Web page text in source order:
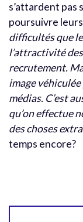
s’attardent
poursuivre
difficultés que
l’attractivité
recrutement.
image
médias. C’est
qu’on effectue
des choses
temps encore?